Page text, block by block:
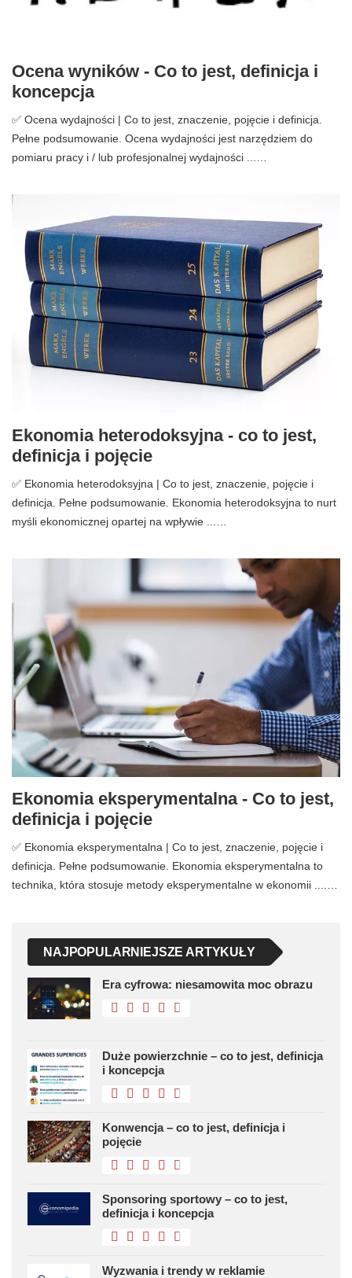
Ocena wyników - Co to jest, definicja i
koncepcja
✅ Ocena wydajności | Co to jest, znaczenie, pojęcie i definicja.
Pełne podsumowanie. Ocena wydajności jest narzędziem do
pomiaru pracy i / lub profesjonalnej wydajności ...…
Ekonomia heterodoksyjna - co to jest,
definicja i pojęcie
✅ Ekonomia heterodoksyjna | Co to jest, znaczenie, pojęcie i
definicja. Pełne podsumowanie. Ekonomia heterodoksyjna to nurt
myśli ekonomicznej opartej na wpływie ...…
Ekonomia eksperymentalna - Co to jest,
definicja i pojęcie
✅ Ekonomia eksperymentalna | Co to jest, znaczenie, pojęcie i
definicja. Pełne podsumowanie. Ekonomia eksperymentalna to
technika, która stosuje metody eksperymentalne w ekonomii ....…
NAJPOPULARNIEJSZE ARTYKUŁY
Era cyfrowa: niesamowita moc obrazu
Duże powierzchnie – co to jest, definicja
i koncepcja
Konwencja – co to jest, definicja i
pojęcie
Sponsoring sportowy – co to jest,
definicja i koncepcja
Wyzwania i trendy w reklamie